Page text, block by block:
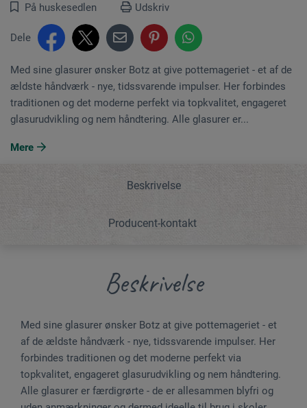
På huskesedlen Udskriv
Dele
Med sine glasurer ønsker Botz at give pottemageriet - et af de
ældste håndværk - nye, tidssvarende impulser. Her forbindes
traditionen og det moderne perfekt via topkvalitet, engageret
glasurudvikling og nem håndtering. Alle glasurer er...
Mere
Beskrivelse
Producent-kontakt
Beskrivelse
Med sine glasurer ønsker Botz at give pottemageriet - et
af de ældste håndværk - nye, tidssvarende impulser. Her
forbindes traditionen og det moderne perfekt via
topkvalitet, engageret glasurudvikling og nem håndtering.
Alle glasurer er færdigrørte - de er allesammen blyfri og